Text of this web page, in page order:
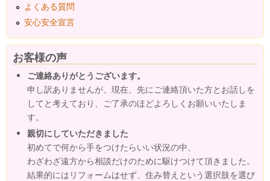
よくある質問
安心安全宣言
お客様の声
ご連絡ありがとうございます。
申し訳ありませんが、現在、先にご連絡頂いた方とお話しを
してと考えており、ご了承のほどよろしくお願いいたしま
す。
親切にしていただきました
初めてで何から手をつけたらいい状況の中、
わざわざ遠方から相談だけのために駆けつけて頂きました。
結果的にはリフォームはせず、住み替えという選択肢を選び